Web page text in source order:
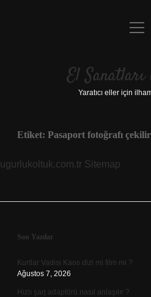
Yasal
El
Yaratıcı eller için
Etiket: Pasaport fotoğrafı
ugurlukoltuk.com.tr Sitemap
Sidebar
Son Yazılar
Kurtlar Vadisi Kaos dizi mi film mi ?
Ağustos 7, 2026
Hızlı şarj adaptörü nasıl anlaşılır ?